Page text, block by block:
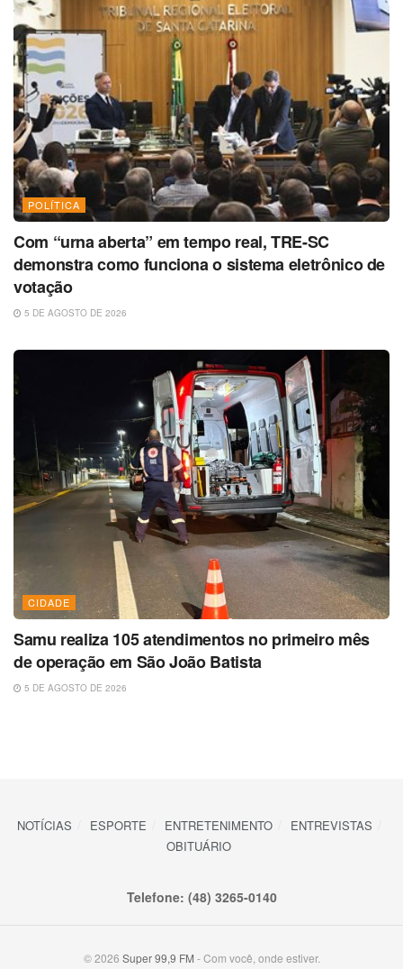
POLÍTICA
Com “urna aberta” em tempo real, TRE-SC
demonstra como funciona o sistema eletrônico de
votação
5 DE AGOSTO DE 2026
CIDADE
Samu realiza 105 atendimentos no primeiro mês
de operação em São João Batista
5 DE AGOSTO DE 2026
NOTÍCIAS ESPORTE ENTRETENIMENTO
ENTREVISTAS
OBITUÁRIO
Telefone: (48) 3265-0140
© 2026 Super 99,9 FM - Com você, onde estiver.